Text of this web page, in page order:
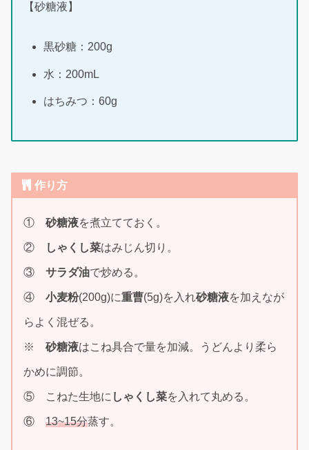
【砂糖液】
黒砂糖：200g
水：200mL
はちみつ：60g
作り方
① 砂糖液を煮立てておく。
② しゃくし菜はみじん切り。
③ サラダ油で炒める。
④ 小麦粉(200g)に重曹(5g)を入れ砂糖液を加えなが
らよく混ぜる。
※ 砂糖液はこね具合で量を加減。うどんより柔ら
かめに調節。
⑤ こねた生地に しゃくし菜を入れて丸める。
⑥ 13~15分蒸す。